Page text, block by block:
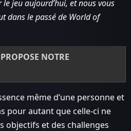
jeu aujourd’hui, et nous vous
dans le passé de World of
NOTRE
même d’une personne et
pour autant que celle-ci ne
objectifs et des challenges